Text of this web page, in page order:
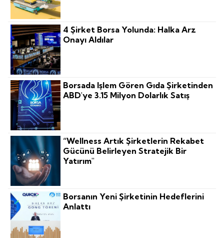
4 Şirket Borsa Yolunda: Halka Arz
Onayı Aldılar
Borsada Işlem Gören Gıda Şirketinden
ABD'ye 3.15 Milyon Dolarlık Satış
“Wellness Artık Şirketlerin Rekabet
Gücünü Belirleyen Stratejik Bir
Yatırım"
Borsanın Yeni Şirketinin Hedeflerini
Anlattı